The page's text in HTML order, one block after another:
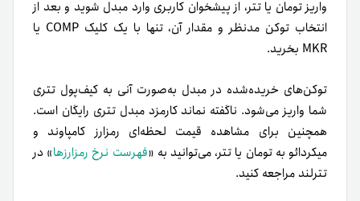
واریز تومان یا تتر، از پیشخوان کاربری وارد مبدل شوید و بعد از
انتخاب توکن مدنظر و مقدار آن، تنها با یک کلیک COMP یا
MKR بخرید.
توکن‌های خریده‌شده در مبدل به‌صورت آنی به کیف‌پول تتری
شما واریز می‌شود. ناگفته نماند کارمزد مبدل تتری رایگان است.
همچنین برای مشاهده قیمت لحظه‌ای رمزارز کامپاوند و
میکردائو به تومان یا تتر، می‌توانید به «فهرست نرخ رمزارزها» در
تترلند مراجعه کنید.